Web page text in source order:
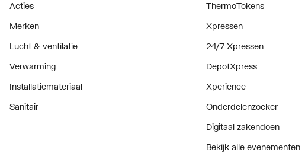
Acties
Merken
Lucht & ventilatie
Verwarming
Installatiemateriaal
Sanitair
ThermoTokens
Xpressen
24/7 Xpressen
DepotXpress
Xperience
Onderdelenzoeker
Digitaal zakendoen
Bekijk alle evenementen